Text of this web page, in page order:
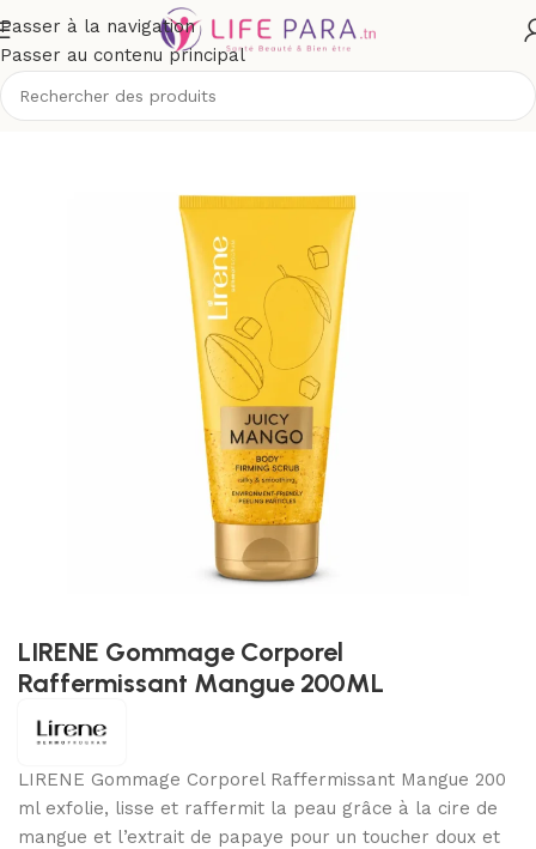
Passer à la navigation
Passer au contenu principal
Accueil/Boutique/Corps/Gommage et exfoliant corps
LIRENE Gommage Corporel
Raffermissant Mangue 200ML
LIRENE Gommage Corporel Raffermissant Mangue 200
ml exfolie, lisse et raffermit la peau grâce à la cire de
mangue et l’extrait de papaye pour un toucher doux et